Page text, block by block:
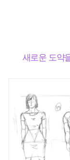
새로운 도약